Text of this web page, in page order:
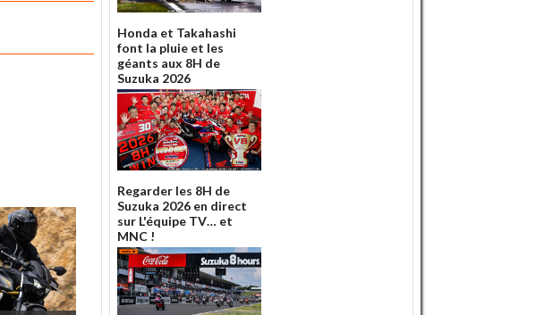
Honda et Takahashi
font la pluie et les
géants aux 8H de
Suzuka 2026
Regarder les 8H de
Suzuka 2026 en direct
sur L'équipe TV… et
MNC !